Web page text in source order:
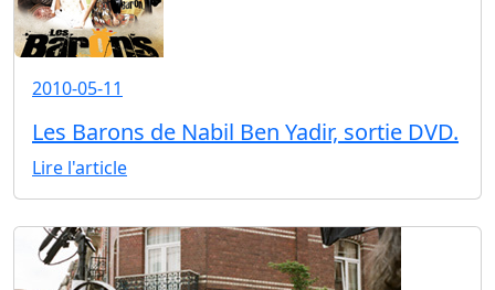
2010-05-11
Les Barons de Nabil Ben Yadir, sortie DVD.
Lire l'article